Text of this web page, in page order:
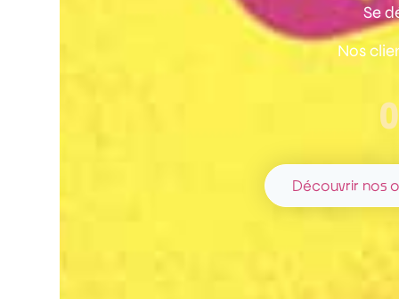
Se
Nos
0
Découvrir nos